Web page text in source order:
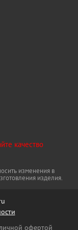
изменения в
изделия.
офертой